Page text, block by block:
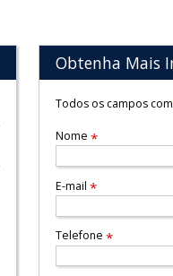
Obtenha Mais
Todos os campos com
Nome *
E-mail *
Telefone *